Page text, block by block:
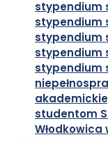
stypendium
stypendium
stypendium
stypendium
stypendium
studentom
Włodkowica